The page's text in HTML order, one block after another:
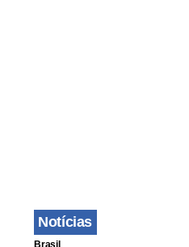
Notícias
Brasil